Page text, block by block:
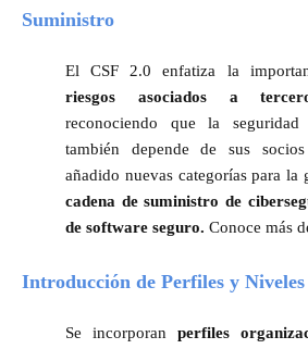
Suministro
El CSF 2.0 enfatiza la
riesgos asociados a
reconociendo que la
también depende de sus
añadido nuevas categorías para la
cadena de suministro de
de software seguro. Conoce más
Introducción de Perfiles y
Se incorporan perfiles